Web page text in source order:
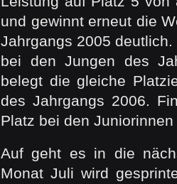
und gewinnt erneut die
Jahrgangs 2005
bei den Jungen des
belegt die gleiche
des Jahrgangs 2006.
Platz bei den
Auf geht es in die
Monat Juli wird